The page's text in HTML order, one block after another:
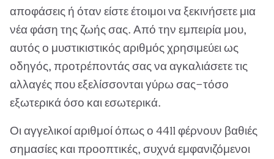
αποφάσεις ή όταν είστε έτοιμοι να ξεκινήσετε μια
νέα φάση της ζωής σας. Από την εμπειρία μου,
αυτός ο μυστικιστικός αριθμός χρησιμεύει ως
οδηγός, προτρέποντάς σας να αγκαλιάσετε τις
αλλαγές που εξελίσσονται γύρω σας—τόσο
εξωτερικά όσο και εσωτερικά.
Οι αγγελικοί αριθμοί όπως ο 4411 φέρνουν βαθιές
σημασίες και προοπτικές, συχνά εμφανιζόμενοι